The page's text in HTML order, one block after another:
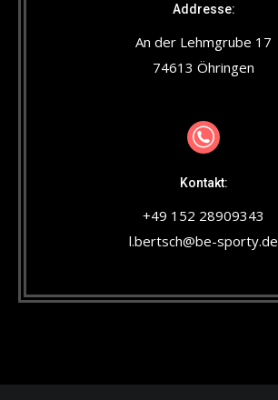
Addresse:
An der Lehmgrube 17
74613 Öhringen
Kontakt:
+49 152 28909343
l.bertsch@be-sporty.de